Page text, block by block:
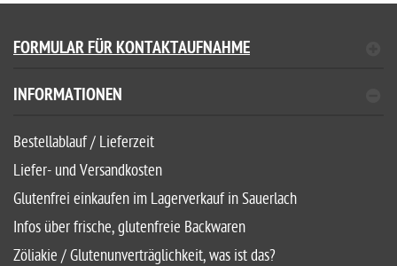
FORMULAR FÜR KONTAKTAUFNAHME
INFORMATIONEN
Bestellablauf / Lieferzeit
Liefer- und Versandkosten
Glutenfrei einkaufen im Lagerverkauf in Sauerlach
Infos über frische, glutenfreie Backwaren
Zöliakie / Glutenunverträglichkeit, was ist das?